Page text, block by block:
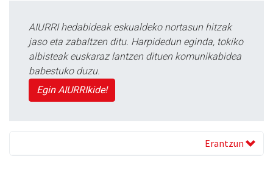
AIURRI hedabideak eskualdeko nortasun hitzak
jaso eta zabaltzen ditu. Harpidedun eginda, tokiko
albisteak euskaraz lantzen dituen komunikabidea
babestuko duzu.
Egin AIURRIkide!
Erantzun